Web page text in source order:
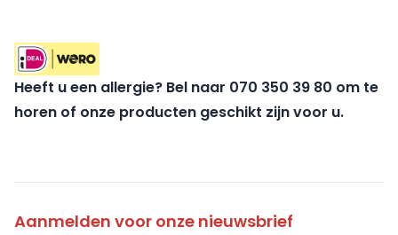
Heeft u een allergie? Bel naar 070 350 39 80 om te
horen of onze producten geschikt zijn voor u.
Aanmelden voor onze nieuwsbrief